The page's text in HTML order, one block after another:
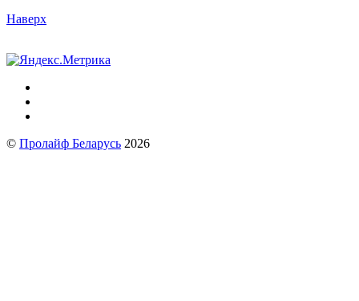
Наверх
© Пролайф Беларусь 2026